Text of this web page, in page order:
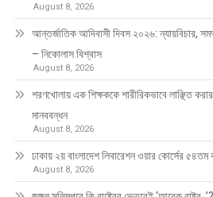
August 8, 2026
আন্তর্জাতিক আদিবাসী দিবস ২০২৬: ন্যায়বিচার,
– নিকোলাস বিশ্বাস
August 8, 2026
শরণখোলায় এক শিক্ষককে শারীরিকভাবে লাঞ্ছিত
মানববন্ধন
August 8, 2026
ঢাকায় ২য় বাংলাদেশ লিবারেশন ওয়ার কোর্সের
August 8, 2026